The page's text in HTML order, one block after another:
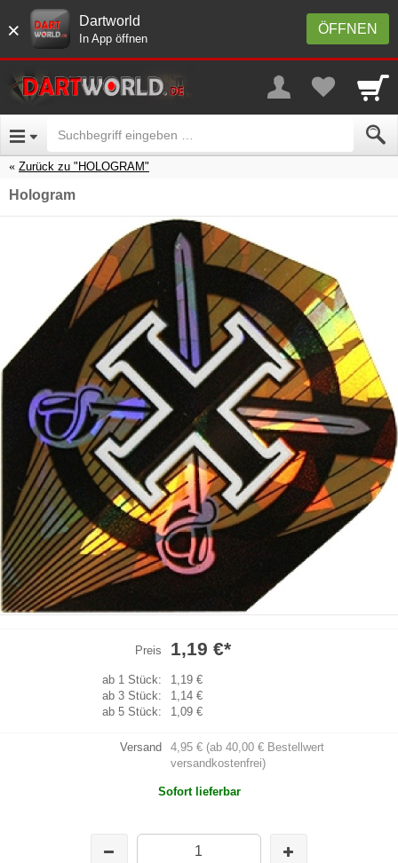
× ÖFFNEN
Dartworld
In App öffnen
Zurück zu "HOLOGRAM"
Hologram
Preis 1,19 €*
ab 1 Stück:
1,19 €
ab 3 Stück:
1,14 €
ab 5 Stück:
1,09 €
Versand
4,95 € (ab 40,00 € Bestellwert
versandkostenfrei)
Sofort lieferbar